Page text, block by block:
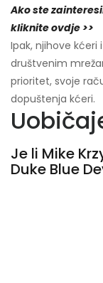
Ako ste
kliknite ovdje >>
Ipak, njihove kćeri
društvenim
prioritet, svoje
dopuštenja kćeri.
Je li Mike
Duke Blue